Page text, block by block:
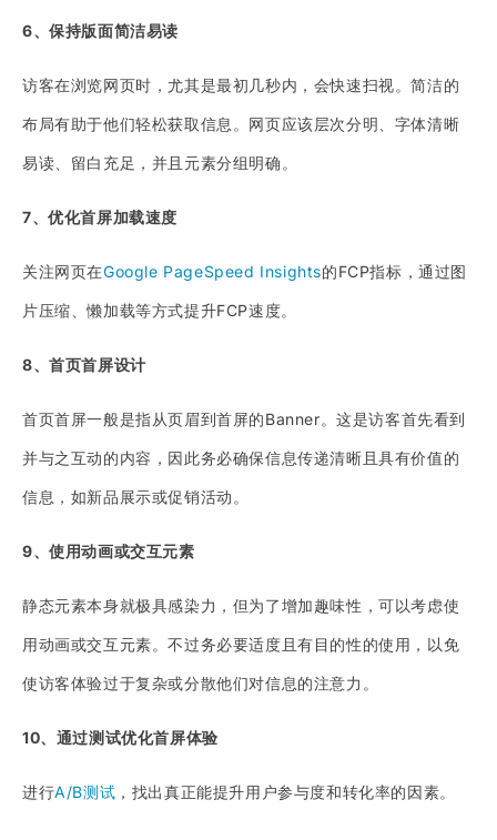
6、保持版面简洁易读
访客在浏览网页时，尤其是最初几秒内，会快速扫视。简洁的
布局有助于他们轻松获取信息。网页应该层次分明、字体清晰
易读、留白充足，并且元素分组明确。
7、优化首屏加载速度
关注网页在Google PageSpeed Insights的FCP指标，通过图
片压缩、懒加载等方式提升FCP速度。
8、首页首屏设计
首页首屏一般是指从页眉到首屏的Banner。这是访客首先看到
并与之互动的内容，因此务必确保信息传递清晰且具有价值的
信息，如新品展示或促销活动。
9、使用动画或交互元素
静态元素本身就极具感染力，但为了增加趣味性，可以考虑使
用动画或交互元素。不过务必要适度且有目的性的使用，以免
使访客体验过于复杂或分散他们对信息的注意力。
10、通过测试优化首屏体验
进行A/B测试 ，找出真正能提升用户参与度和转化率的因素。